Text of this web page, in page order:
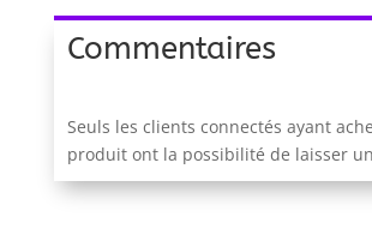
Commentaires
Seuls les clients connectés ayant
produit ont la possibilité de laisser